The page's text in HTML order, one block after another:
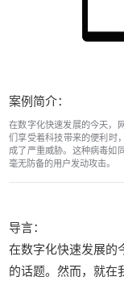
案例简介：
在数字化快速发展的今天，
们享受着科技带来的便利时
成了严重威胁。这种病毒如
毫无防备的用户发动攻击。
导言：
在数字化快速发展的
的话题。然而，就在